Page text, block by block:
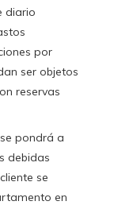
diario
por
ser objetos
reservas
pondrá a
debidas
se
en